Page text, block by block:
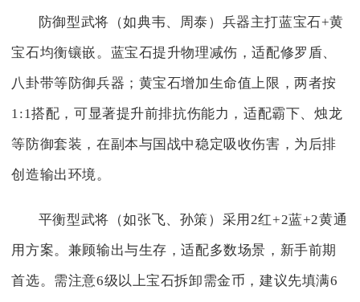
防御型武将（如典韦、周泰）兵器主打蓝宝石+黄
宝石均衡镶嵌。蓝宝石提升物理减伤，适配修罗盾、
八卦带等防御兵器；黄宝石增加生命值上限，两者按
1:1搭配，可显著提升前排抗伤能力，适配霸下、烛龙
等防御套装，在副本与国战中稳定吸收伤害，为后排
创造输出环境。
平衡型武将（如张飞、孙策）采用2红+2蓝+2黄通
用方案。兼顾输出与生存，适配多数场景，新手前期
首选。需注意6级以上宝石拆卸需金币，建议先填满6